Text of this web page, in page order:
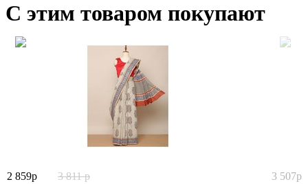
С этим товаром покупают
2 859 3 811 3 507